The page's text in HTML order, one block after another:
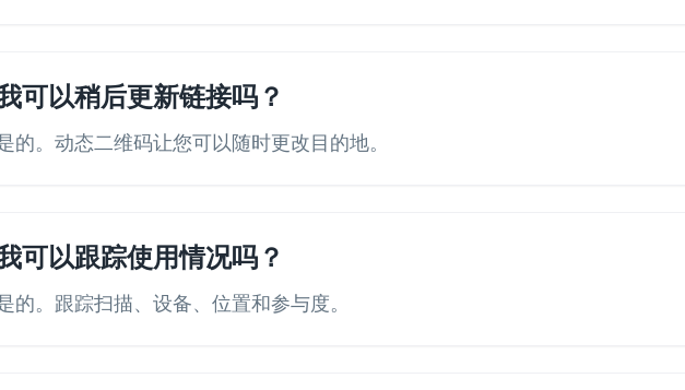
可以稍后更新链接吗？
的。动态二维码让您可以随时更改目的地。
可以跟踪使用情况吗？
的。跟踪扫描、设备、位置和参与度。